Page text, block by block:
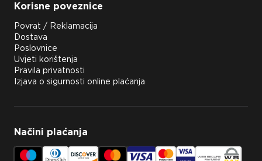
Korisne poveznice
Povrat / Reklamacija
Dostava
Poslovnice
Uvjeti korištenja
Pravila privatnosti
Izjava o sigurnosti online plaćanja
Načini plaćanja